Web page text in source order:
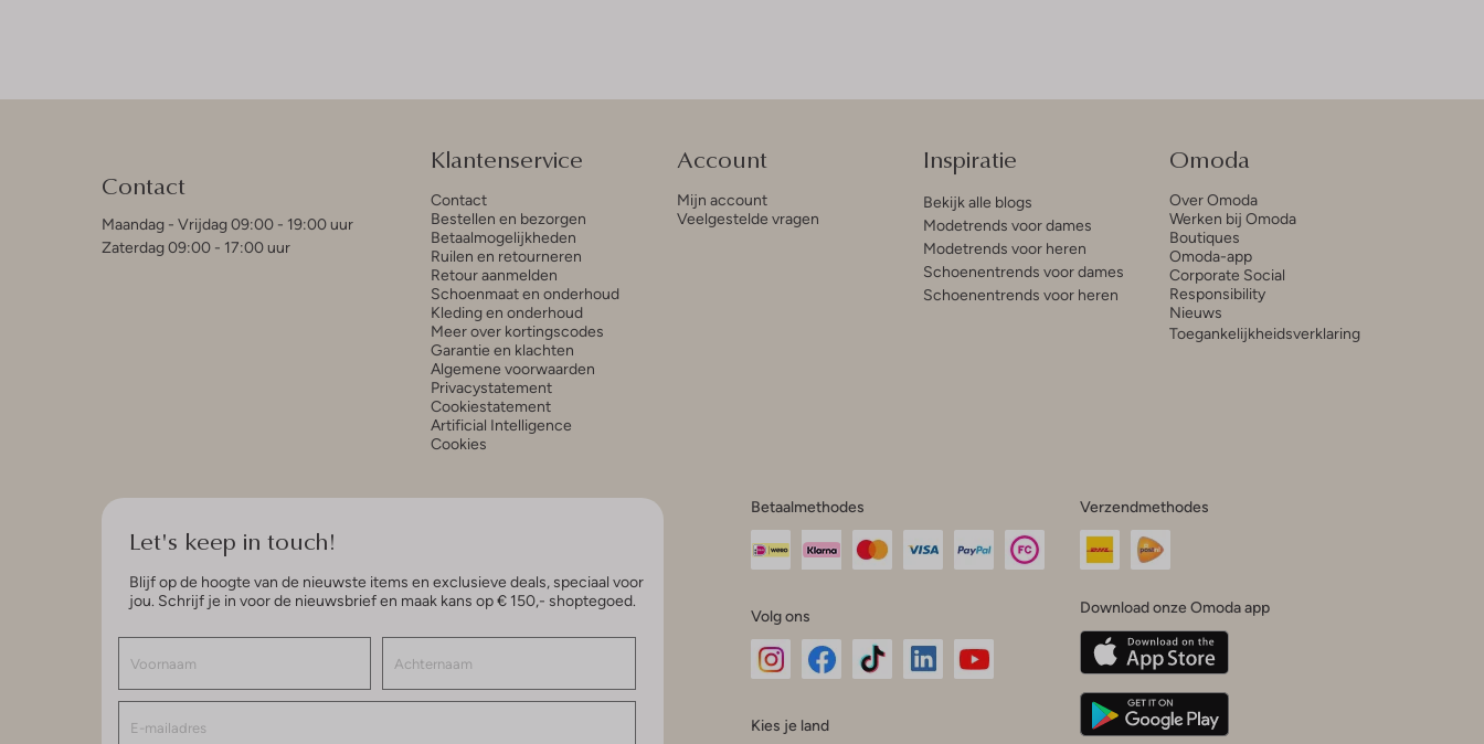
Contact
Maandag - Vrijdag 09:00 - 19:00 uur
Zaterdag 09:00 - 17:00 uur
Klantenservice
Contact
Bestellen en bezorgen
Betaalmogelijkheden
Ruilen en retourneren
Retour aanmelden
Schoenmaat en onderhoud
Kleding en onderhoud
Meer over kortingscodes
Garantie en klachten
Algemene voorwaarden
Privacystatement
Cookiestatement
Artificial Intelligence
Cookies
Account
Mijn account
Veelgestelde vragen
Inspiratie
Bekijk alle blogs
Modetrends voor dames
Modetrends voor heren
Schoenentrends voor dames
Schoenentrends voor heren
Omoda
Over Omoda
Werken bij Omoda
Boutiques
Omoda-app
Corporate Social
Responsibility
Nieuws
Toegankelijkheidsverklaring
Let's keep in touch!
Blijf op de hoogte van de nieuwste items en exclusieve deals, speciaal voor
jou. Schrijf je in voor de nieuwsbrief en maak kans op € 150,- shoptegoed.
Betaalmethodes
Volg ons
InstagramFacebook
Kies je land
Verzendmethodes
Download onze Omoda app